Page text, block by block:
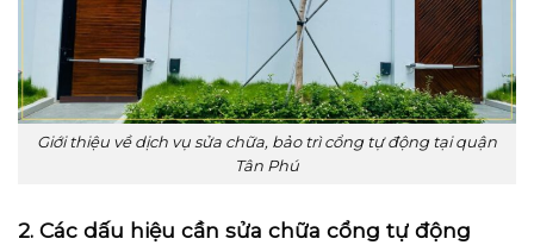
Giới thiệu về dịch vụ sửa chữa, bảo trì cổng tự động tại quận
Tân Phú
2. Các dấu hiệu cần sửa chữa cổng tự động